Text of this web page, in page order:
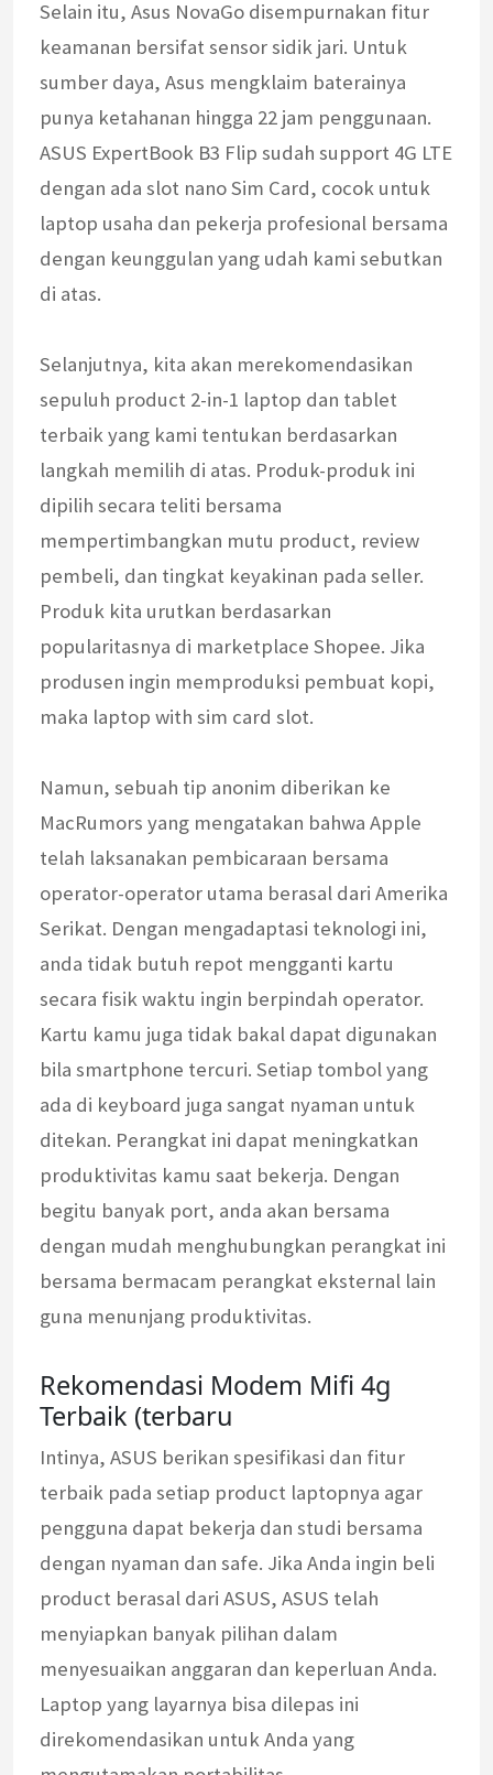
Selain itu, Asus NovaGo disempurnakan fitur
keamanan bersifat sensor sidik jari. Untuk
sumber daya, Asus mengklaim baterainya
punya ketahanan hingga 22 jam penggunaan.
ASUS ExpertBook B3 Flip sudah support 4G LTE
dengan ada slot nano Sim Card, cocok untuk
laptop usaha dan pekerja profesional bersama
dengan keunggulan yang udah kami sebutkan
di atas.
Selanjutnya, kita akan merekomendasikan
sepuluh product 2-in-1 laptop dan tablet
terbaik yang kami tentukan berdasarkan
langkah memilih di atas. Produk-produk ini
dipilih secara teliti bersama
mempertimbangkan mutu product, review
pembeli, dan tingkat keyakinan pada seller.
Produk kita urutkan berdasarkan
popularitasnya di marketplace Shopee. Jika
produsen ingin memproduksi pembuat kopi,
maka laptop with sim card slot.
Namun, sebuah tip anonim diberikan ke
MacRumors yang mengatakan bahwa Apple
telah laksanakan pembicaraan bersama
operator-operator utama berasal dari Amerika
Serikat. Dengan mengadaptasi teknologi ini,
anda tidak butuh repot mengganti kartu
secara fisik waktu ingin berpindah operator.
Kartu kamu juga tidak bakal dapat digunakan
bila smartphone tercuri. Setiap tombol yang
ada di keyboard juga sangat nyaman untuk
ditekan. Perangkat ini dapat meningkatkan
produktivitas kamu saat bekerja. Dengan
begitu banyak port, anda akan bersama
dengan mudah menghubungkan perangkat ini
bersama bermacam perangkat eksternal lain
guna menunjang produktivitas.
Rekomendasi Modem Mifi 4g
Terbaik (terbaru
Intinya, ASUS berikan spesifikasi dan fitur
terbaik pada setiap product laptopnya agar
pengguna dapat bekerja dan studi bersama
dengan nyaman dan safe. Jika Anda ingin beli
product berasal dari ASUS, ASUS telah
menyiapkan banyak pilihan dalam
menyesuaikan anggaran dan keperluan Anda.
Laptop yang layarnya bisa dilepas ini
direkomendasikan untuk Anda yang